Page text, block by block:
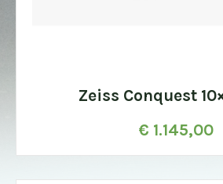
Zeiss Conquest
€ 1.145,00